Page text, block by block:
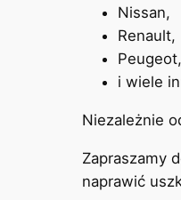
Nissan,
Renault,
Peugeot,
i wiele
Niezależnie
Zapraszamy
naprawić